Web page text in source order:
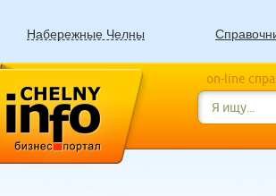
Набережные Челны
on-line